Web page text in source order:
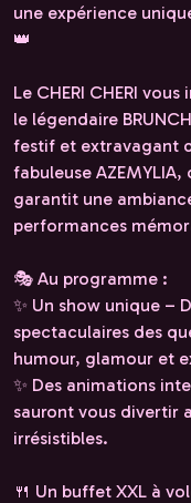
une expérience
👑
Le CHERI CHERI
le légendaire
festif et extravagant
fabuleuse
garantit une
performances
🎭 Au programme :
✨ Un show unique –
spectaculaires des
humour, glamour et
✨ Des animations
sauront vous divertir
irrésistibles.
🍴 Un buffet XXL à